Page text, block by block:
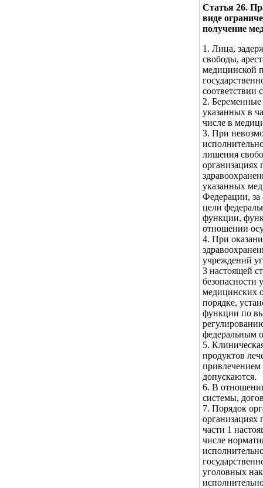
Статья 26.
виде
получение
1. Лица,
свободы,
медицинской
соответствии
2.
указанных в
числе в
3. При
лишения
организациях
указанных
Федерации, за
цели
функции,
отношении
4. При
учреждений
3 настоящей
безопасности
медицинских
порядке,
функции по
федеральным
5.
продуктов
привлечением
допускаются.
6. В
системы,
7. Порядок
организациях
части 1
числе
уголовных